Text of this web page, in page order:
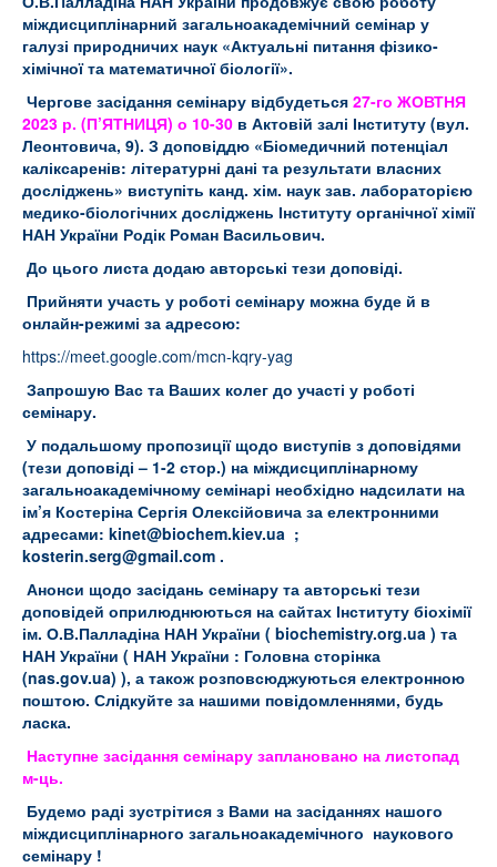
міждисциплінарний загальноакадемічний семінар у
галузі природничих наук «Актуальні питання фізико-
хімічної та математичної біології».
Чергове засідання семінару відбудеться 27-го ЖОВТНЯ
2023 р. (П’ЯТНИЦЯ) о 10-30 в Актовій залі Інституту (вул.
Леонтовича, 9). З доповіддю «Біомедичний потенціал
каліксаренів: літературні дані та результати власних
досліджень» виступіть канд. хім. наук зав. лабораторією
медико-біологічних досліджень Інституту органічної хімії
НАН України Родік Роман Васильович.
До цього листа додаю авторські тези доповіді.
Прийняти участь у роботі семінару можна буде й в
онлайн-режимі за адресою:
https://meet.google.com/mcn-kqry-yag
Запрошую Вас та Ваших колег до участі у роботі
семінару.
У подальшому пропозиції щодо виступів з доповідями
(тези доповіді – 1-2 стор.) на міждисциплінарному
загальноакадемічному семінарі необхідно надсилати на
ім’я Костеріна Сергія Олексійовича за електронними
адресами: kinet@biochem.kiev.ua ;
kosterin.serg@gmail.com .
Анонси щодо засідань семінару та авторські тези
доповідей оприлюднюються на сайтах Інституту біохімії
ім. О.В.Палладіна НАН України ( biochemistry.org.ua ) та
НАН України ( НАН України : Головна сторінка
(nas.gov.ua) ), а також розповсюджуються електронною
поштою. Слідкуйте за нашими повідомленнями, будь
ласка.
Наступне засідання семінару заплановано на листопад
м-ць.
Будемо раді зустрітися з Вами на засіданнях нашого
міждисциплінарного загальноакадемічного наукового
семінару !